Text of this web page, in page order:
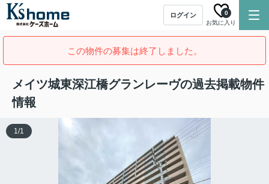
ログイン
お気に入り
0
この物件の募集は終了しました。
メイツ城東深江橋グランレーヴの過去掲載物件
情報
1/1